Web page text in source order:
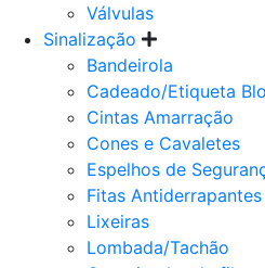
Válvulas
Sinalização
Bandeirola
Cadeado/Etiqueta
Cintas Amarração
Cones e Cavaletes
Espelhos de
Fitas
Lixeiras
Lombada/Tachão